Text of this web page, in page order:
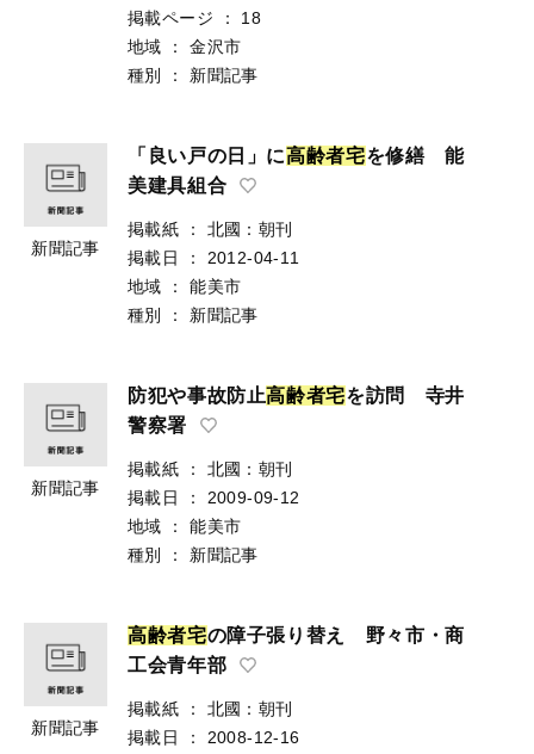
掲載ページ
：
18
地域
：
金沢市
種別
： 新聞記事
新聞記事
「良い戸の日」に高齢者宅を修繕 能
美建具組合
掲載紙 ：
北國：朝刊
掲載日
：
2012-04-11
地域
：
能美市
種別
： 新聞記事
新聞記事
防犯や事故防止高齢者宅を訪問 寺井
警察署
掲載紙 ：
北國：朝刊
掲載日
：
2009-09-12
地域
：
能美市
種別
： 新聞記事
新聞記事
高齢者宅の障子張り替え 野々市・商
工会青年部
掲載紙 ：
北國：朝刊
掲載日
：
2008-12-16